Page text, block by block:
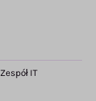
Zespół IT